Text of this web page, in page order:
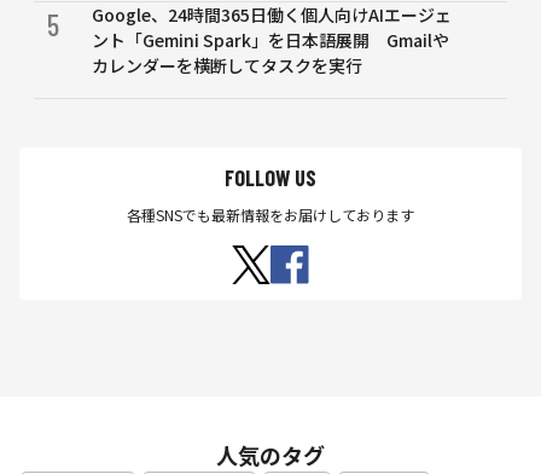
5
Google、24時間365日働く個人向けAIエージェ
ント「Gemini Spark」を日本語展開 Gmailや
カレンダーを横断してタスクを実行
FOLLOW US
各種SNSでも最新情報をお届けしております
人気のタグ